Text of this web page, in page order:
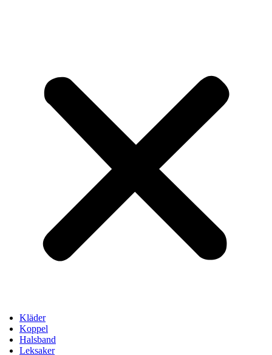
Kläder
Koppel
Halsband
Leksaker